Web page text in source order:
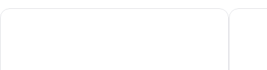
Eurossola